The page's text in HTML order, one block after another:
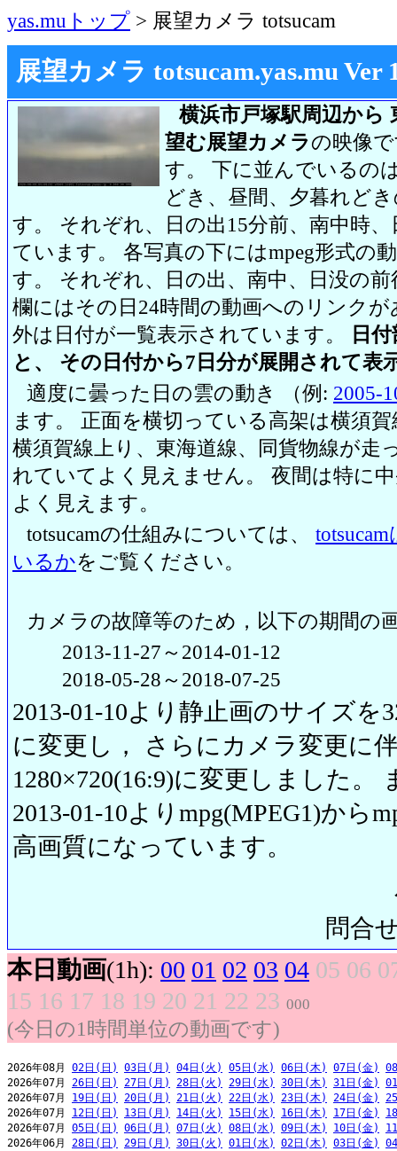
yas.muトップ > 展望カメラ totsucam
展望カメラ totsucam.yas.mu Ver
横浜市戸塚駅周辺から
望む展望カメラの映像
す。 下に並んでいるの
どき、昼間、夕暮れど
す。 それぞれ、日の出15分前、南中時
ています。 各写真の下にはmpeg形式の
す。 それぞれ、日の出、南中、日没の
欄にはその日24時間の動画へのリンク
外は日付が一覧表示されています。
日
と、 その日付から7日分が展開されて表
適度に曇った日の雲の動き （例: 2005-
ます。 正面を横切っている高架は横須
横須賀線上り、東海道線、同貨物線が走
れていてよく見えません。 夜間は特に
よく見えます。
totsucamの仕組みについては、
いるかをご覧ください。
カメラの故障等のため，以下の期間の
2013-11-27～2014-01-12
2018-05-28～2018-07-25
2013-01-10より静止画のサイズを
に変更し， さらにカメラ変更に
1280×720(16:9)に変更しました。
2013-01-10よりmpg(MPEG1)から
高画質になっています。
問合
本日動画(1h): 00 01 02 03 04 05 06
15 16 17 18 19 20 21 22 23 000
(今日の1時間単位の動画です)
2026年08月 02日(日) 03日(月) 04日(火) 05日(水) 06日(木) 07日(金)
2026年07月 26日(日) 27日(月) 28日(火) 29日(水) 30日(木) 31日(金)
2026年07月 19日(日) 20日(月) 21日(火) 22日(水) 23日(木) 24日(金)
2026年07月 12日(日) 13日(月) 14日(火) 15日(水) 16日(木) 17日(金)
2026年07月 05日(日) 06日(月) 07日(火) 08日(水) 09日(木) 10日(金)
2026年06月 28日(日) 29日(月) 30日(火) 01日(水) 02日(木) 03日(金)